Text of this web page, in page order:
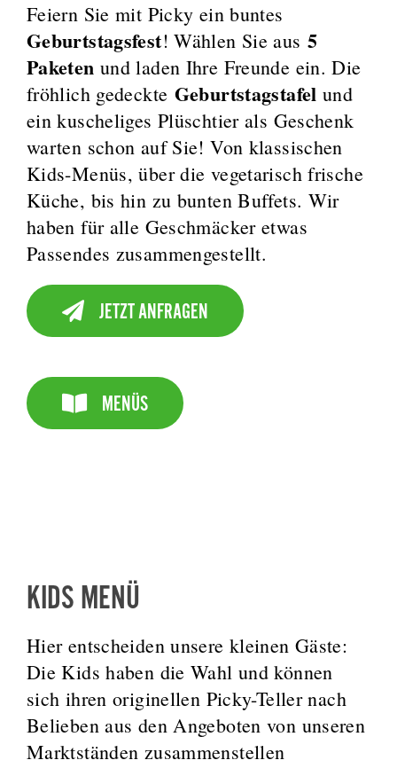
Feiern Sie mit Picky ein buntes
Geburtstagsfest! Wählen Sie aus 5
Paketen und laden Ihre Freunde ein. Die
fröhlich gedeckte Geburtstagstafelund
ein kuscheliges Plüschtier als Geschenk
warten schon auf Sie! Von klassischen
Kids-Menüs, über die vegetarisch frische
Küche, bis hin zu bunten Buffets. Wir
haben für alle Geschmäcker etwas
Passendes zusammengestellt.
JETZT ANFRAGEN
MENÜS
KIDS MENÜ
Hier entscheiden unsere kleinen Gäste:
Die Kids haben die Wahl und können
sich ihren originellen Picky-Teller nach
Belieben aus den Angeboten von unseren
Marktständen zusammenstellen